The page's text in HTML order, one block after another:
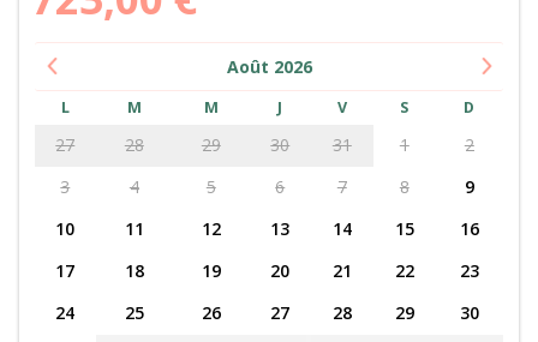
Août 2026
L M M J V S D
27 28 29 30 31 1
2
3
4 5 6 7 8
9
10
11 12 13 14 15
16
17
18 19 20 21 22
23
24
25 26 27 28 29
30